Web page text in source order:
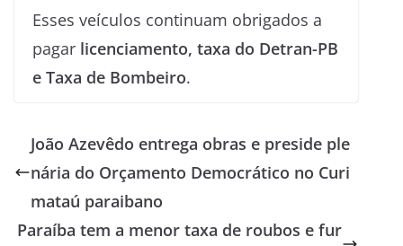
Esses veículos continuam obrigados a
pagar licenciamento, taxa do Detran-PB
e Taxa de Bombeiro.
João Azevêdo entrega obras e preside ple
nária do Orçamento Democrático no Curi
mataú paraibano
Paraíba tem a menor taxa de roubos e fur